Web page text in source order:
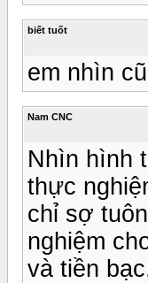
biết tuốt
em nhìn
Nam CNC
Nhìn hình
thực
chỉ sợ
nghiệm
và tiền